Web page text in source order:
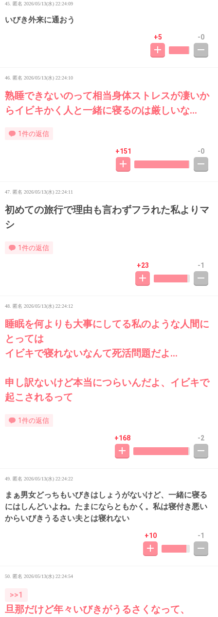
45. 匿名 2026/05/13(水) 22:24:09
いびき外来に通おう
+5 -0
46. 匿名 2026/05/13(水) 22:24:10
熟睡できないのって相当身体ストレスが凄いか
らイビキかく人と一緒に寝るのは厳しいな…
1件の返信
+151 -0
47. 匿名 2026/05/13(水) 22:24:11
初めての旅行で理由も言わずフラれた私よりマ
シ
1件の返信
+23 -1
48. 匿名 2026/05/13(水) 22:24:12
睡眠を何よりも大事にしてる私のような人間に
とっては
イビキで寝れないなんて死活問題だよ…
申し訳ないけど本当につらいんだよ、イビキで
起こされるって
1件の返信
+168 -2
49. 匿名 2026/05/13(水) 22:24:22
まぁ男女どっちもいびきはしょうがないけど、一緒に寝る
にはしんどいよね。たまにならともかく。私は寝付き悪い
からいびきうるさい夫とは寝れない
+10 -1
50. 匿名 2026/05/13(水) 22:24:54
>>1
旦那だけど年々いびきがうるさくなって、